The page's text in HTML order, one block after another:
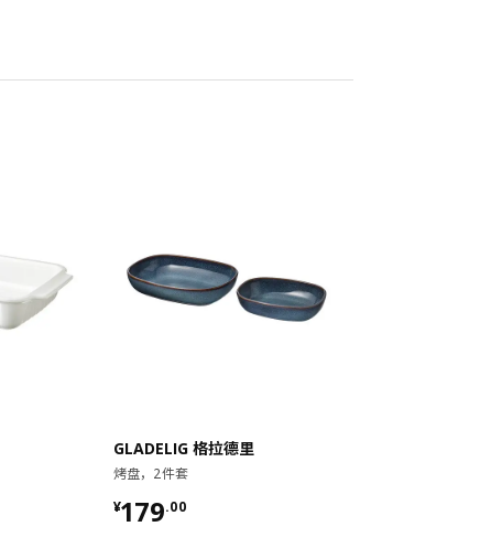
GLADELIG 格拉德里
烤盘，2件套
¥179.00
¥ 179.00